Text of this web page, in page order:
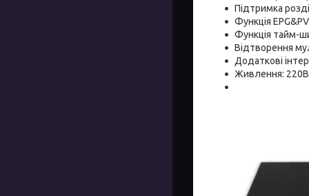
Підтримка
Функція
Функція тайм-
Відтворення
Додаткові
Живлення: